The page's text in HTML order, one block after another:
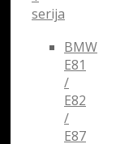
serija
BMW
E81
/
E82
/
E87